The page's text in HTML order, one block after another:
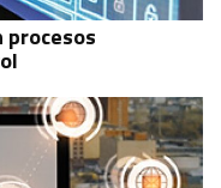
procesos